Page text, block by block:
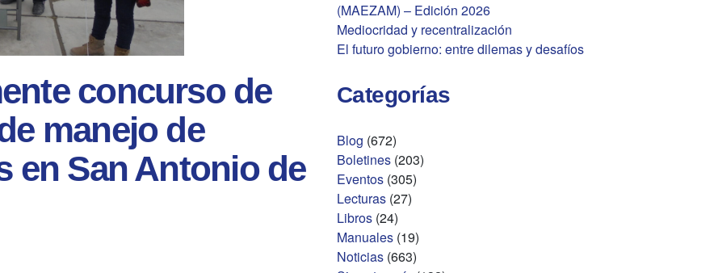
concurso de
manejo de
en San Antonio de
(MAEZAM) – Edición 2026
Mediocridad y recentralización
El futuro gobierno: entre dilemas y desafíos
Categorías
Blog (672)
Boletines (203)
Eventos (305)
Lecturas (27)
Libros (24)
Manuales (19)
Noticias (663)